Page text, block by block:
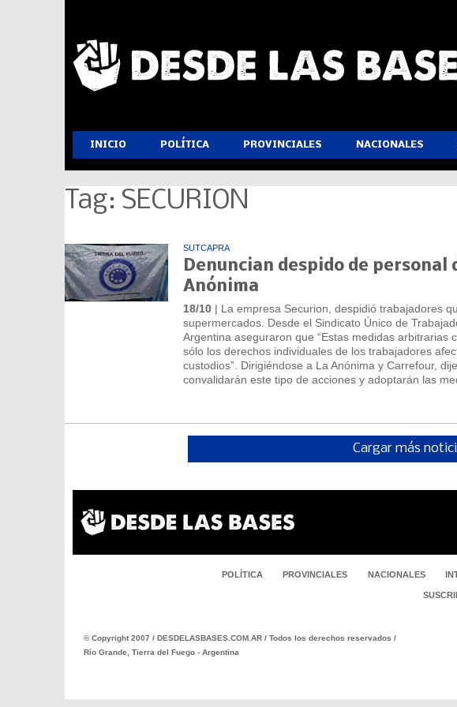
INICIO POLÍTICA PROVINCIALES NACIONALES
Tag: SECURION
SUTCAPRA
Denuncian despido de personal
Anónima
18/10| La empresa Securion, despidió trabajadores
supermercados. Desde el Sindicato Único de
Argentina aseguraron que “Estas medidas
sólo los derechos individuales de los trabajadores
custodios”. Dirigiéndose a La Anónima y Carrefour,
convalidarán este tipo de acciones y adoptarán las
Cargar más
POLÍTICA PROVINCIALES NACIONALES
© Copyright 2007 / DESDELASBASES.COM.AR / Todos los derechos reservados /
Río Grande, Tierra del Fuego - Argentina